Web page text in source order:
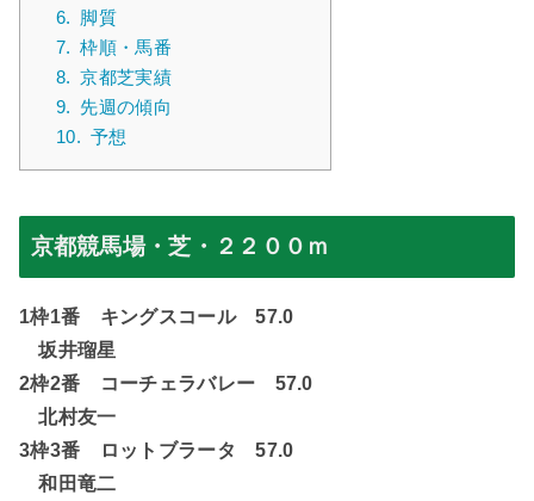
6. 脚質
7. 枠順・馬番
8. 京都芝実績
9. 先週の傾向
10. 予想
京都競馬場・芝・２２００ｍ
1枠1番 キングスコール57.0
坂井瑠星
2枠2番 コーチェラバレー 57.0
北村友一
3枠3番 ロットブラータ57.0
和田竜二